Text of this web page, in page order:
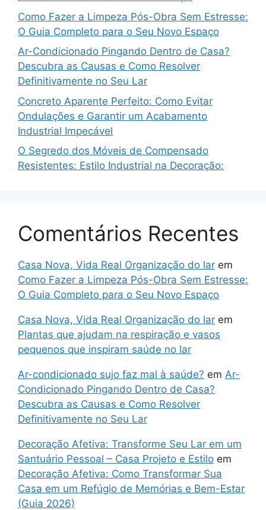
Como Fazer a Limpeza Pós-Obra Sem Estresse:
O Guia Completo para o Seu Novo Espaço
Ar-Condicionado Pingando Dentro de Casa?
Descubra as Causas e Como Resolver
Definitivamente no Seu Lar
Concreto Aparente Perfeito: Como Evitar
Ondulações e Garantir um Acabamento
Industrial Impecável
O Segredo dos Móveis de Compensado
Resistentes: Estilo Industrial na Decoração:
Comentários Recentes
Casa Nova, Vida Real Organização do lar em
Como Fazer a Limpeza Pós-Obra Sem Estresse:
O Guia Completo para o Seu Novo Espaço
Casa Nova, Vida Real Organização do lar em
Plantas que ajudam na respiração e vasos
pequenos que inspiram saúde no lar
Ar-condicionado sujo faz mal à saúde? em Ar-
Condicionado Pingando Dentro de Casa?
Descubra as Causas e Como Resolver
Definitivamente no Seu Lar
Decoração Afetiva: Transforme Seu Lar em um
Santuário Pessoal – Casa Projeto e Estilo em
Decoração Afetiva: Como Transformar Sua
Casa em um Refúgio de Memórias e Bem-Estar
(Guia 2026)